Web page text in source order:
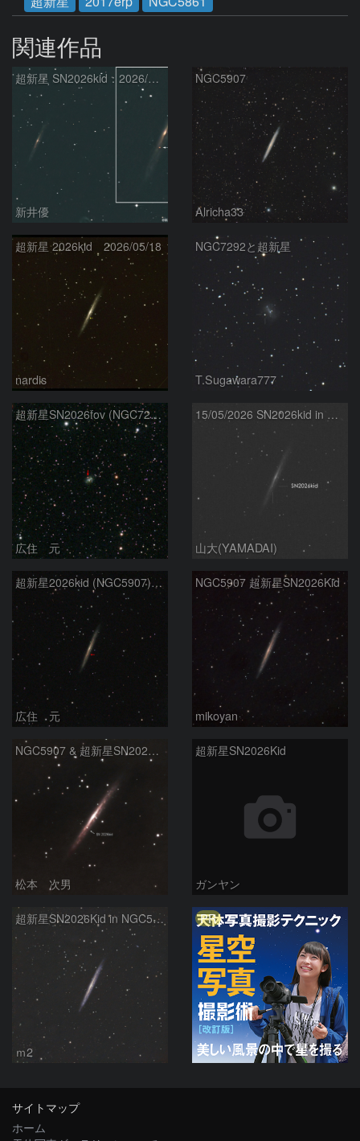
関連作品
超新星 SN2026kid：2026/05/18
新井優
NGC5907
Alricha33
超新星 2026kid 2026/05/18
nardis
NGC7292と超新星
T.Sugawara777
超新星SN2026fov (NGC7292) 5/17
広住 元
15/05/2026 SN2026kid in NGC5907
山大(YAMADAI)
超新星2026kid (NGC5907) 5/17
広住 元
NGC5907 超新星SN2026Kid
mikoyan
NGC5907 & 超新星SN2026kid
松本 次男
超新星SN2026Kid
ガンヤン
超新星SN2026Kid in NGC5907
ｍ2
PR
サイトマップ
ホーム